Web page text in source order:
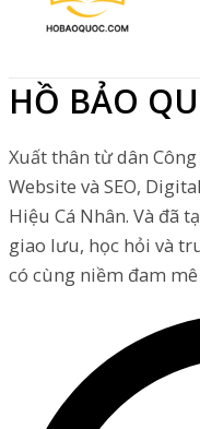
HỒ BẢO
Xuất thân từ dân
Website và SEO,
Hiệu Cá Nhân. Và đã
giao lưu, học hỏi và
có cùng niềm đam